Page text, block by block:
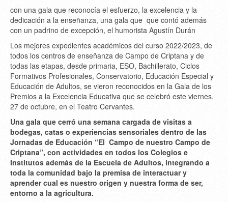
con una gala que reconocía el esfuerzo, la excelencia y la
dedicación a la enseñanza, una gala que que contó además
con un padrino de excepción, el humorista Agustín Durán
Los mejores expedientes académicos del curso 2022/2023, de
todos los centros de enseñanza de Campo de Criptana y de
todas las etapas, desde primaria, ESO, Bachillerato, Ciclos
Formativos Profesionales, Conservatorio, Educación Especial y
Educación de Adultos, se vieron reconocidos en la Gala de los
Premios a la Excelencia Educativa que se celebró este viernes,
27 de octubre, en el Teatro Cervantes.
Una gala que cerró una semana cargada de visitas a
bodegas, catas o experiencias sensoriales dentro de las
Jornadas de Educación “El Campo de nuestro Campo de
Criptana”, con actividades en todos los Colegios e
Institutos además de la Escuela de Adultos, integrando a
toda la comunidad bajo la premisa de interactuar y
aprender cual es nuestro origen y nuestra forma de ser,
entorno a la agricultura.